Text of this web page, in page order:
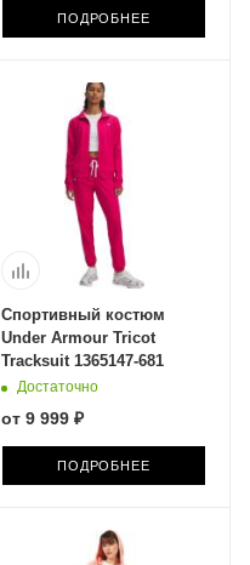
ПОДРОБНЕЕ
Спортивный костюм
Under Armour Tricot
Tracksuit 1365147-681
Достаточно
от 9 999 ₽
ПОДРОБНЕЕ